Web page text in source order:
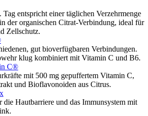
Tag entspricht einer täglichen Verzehrmenge
der organischen Citrat-Verbindung, ideal für
Zellschutz.
gut bioverfügbaren Verbindungen.
klug kombiniert mit Vitamin C und B6.
C®
mit 500 mg gepuffertem Vitamin C,
und Bioflavonoiden aus Citrus.
die Hautbarriere und das Immunsystem mit